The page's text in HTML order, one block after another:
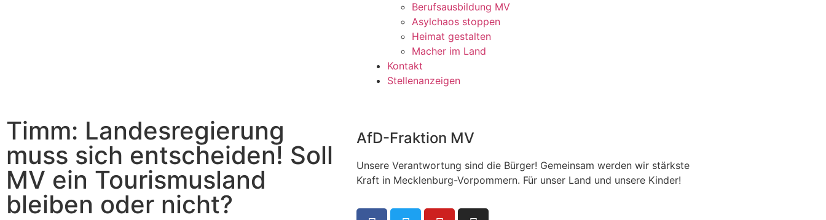
Berufsausbildung MV
Asylchaos stoppen
Heimat gestalten
Macher im Land
Kontakt
Stellenanzeigen
Timm: Landesregierung
muss sich entscheiden! Soll
MV ein Tourismusland
bleiben oder nicht?
AfD-Fraktion MV
Unsere Verantwortung sind die Bürger! Gemeinsam werden wir stärkste
Kraft in Mecklenburg-Vorpommern. Für unser Land und unsere Kinder!